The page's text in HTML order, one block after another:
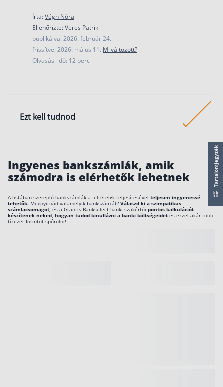
Melyik a legolcsóbb nyugdíjbiztosítás?
Önkéntes nyugdíjpénztár vagy
Nyugdíjbiztosítás adókedvezmény és adójóváírás
Balesetbiztosítás
Csoportos életbiztosítás
Kockázati életbiztosítás 🛡
Euróalapú megtakarításos életbiztosítás
Írta:Végh Nóra
Ellenőrizte: Veres Patrik
publikálva: 2026. február 24.
frissítve: 2026. május 11. Mi változott?
Olvasási idő: 12 perc
Ezt kell tudnod
Idén januárig megkapod az éves
A levélben megírják azt is, ha van számodra
Akár ingyenes bankszámlád is lehet: se
se kártyáért, se számlavezetésért nem kell
Ingyenes bankszámlák, amik
számodra is elérhetők lehetnek
A listában szereplő bankszámlák a feltételek teljesítésével teljesen ingyenessé
tehetők. Megnyitnád valamelyik bankszámlát? Válaszd ki a szimpatikus
számlacsomagot, és a Grantis Bankselect banki szakértői pontos kalkulációt
készítenek neked, hogyan tudod kinullázni a banki költségeidet és ezzel akár több
tízezer forintot spórolni!
Tartalomjegyzék